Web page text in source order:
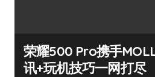
荣耀500 Pro携手
讯+玩机技巧一网打尽